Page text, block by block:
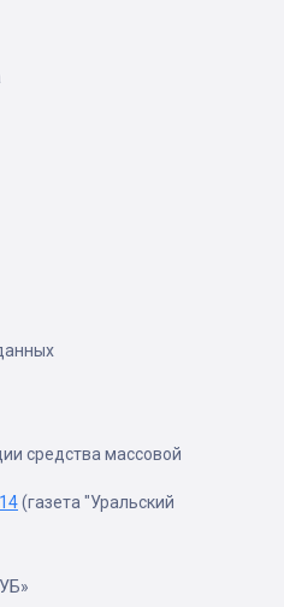
средства массовой
(газета "Уральский